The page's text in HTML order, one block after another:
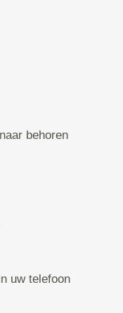
behoren
uw telefoon